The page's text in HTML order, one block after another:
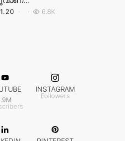
6.8K
INSTAGRAM
Followers